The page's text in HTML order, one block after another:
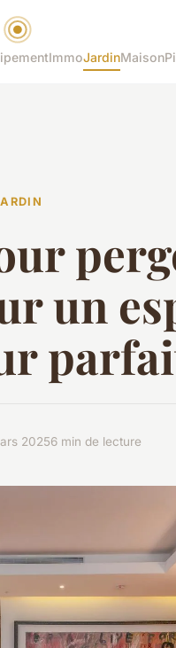
ImmoJardinMaison
un
20256 min de lecture